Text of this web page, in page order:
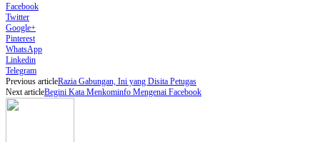
Facebook
Twitter
Google+
Pinterest
WhatsApp
Linkedin
Telegram
Previous articleRazia Gabungan, Ini yang Disita Petugas
Next articleBegini Kata Menkominfo Mengenai Facebook